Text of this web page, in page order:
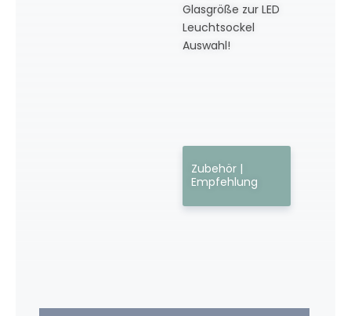
Glasgröße zur LED
Leuchtsockel
Auswahl!
Zubehör |
Empfehlung